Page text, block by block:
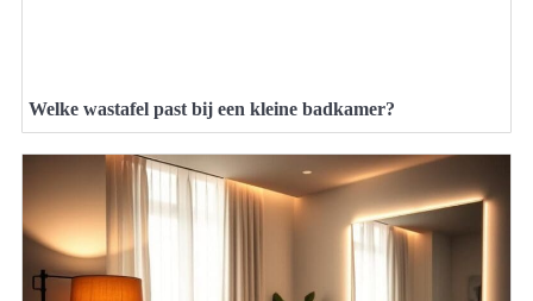
Welke wastafel past bij een kleine badkamer?